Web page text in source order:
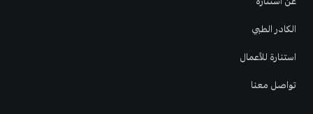
الكادر الطبي
استنارة للأعمال
تواصل معنا